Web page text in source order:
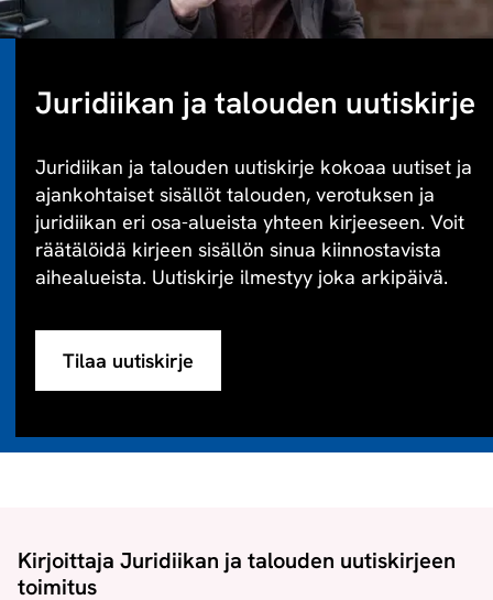
Juridiikan ja talouden uutiskirje
Juridiikan ja talouden uutiskirje kokoaa uutiset ja
ajankohtaiset sisällöt talouden, verotuksen ja
juridiikan eri osa-alueista yhteen kirjeeseen. Voit
räätälöidä kirjeen sisällön sinua kiinnostavista
aihealueista. Uutiskirje ilmestyy joka arkipäivä.
Tilaa uutiskirje
Kirjoittaja Juridiikan ja talouden uutiskirjeen
toimitus